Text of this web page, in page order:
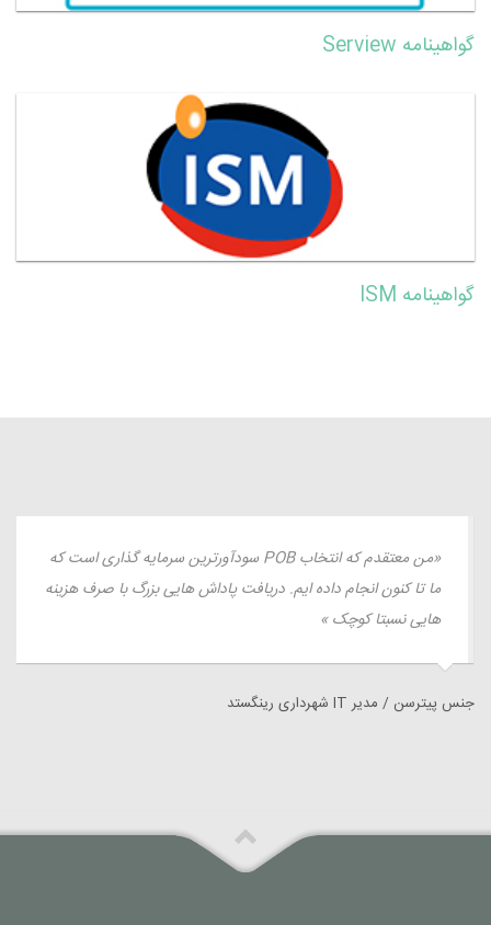
گواهینامه Serview
گواهینامه ISM
«من معتقدم که انتخاب POB سودآورترین سرمایه گذاری است که
ما تا کنون انجام داده ایم. دریافت پاداش هایی بزرگ با صرف هزینه
هایی نسبتا کوچک »
جنس پیترسن / مدیر IT شهرداری رینگستد